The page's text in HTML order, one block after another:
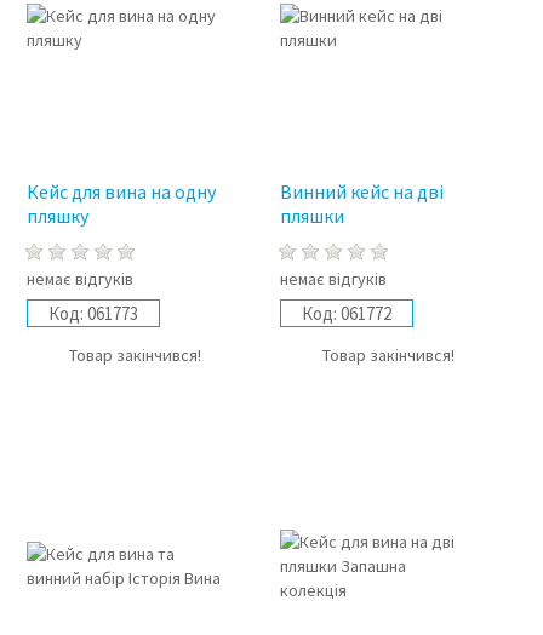
Кейс для вина на одну
пляшку
немає відгуків
Код: 061773
Товар закінчився!
Винний кейс на дві
пляшки
немає відгуків
Код: 061772
Товар закінчився!